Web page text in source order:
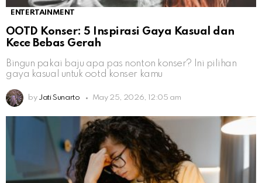
ENTERTAINMENT
OOTD Konser: 5 Inspirasi Gaya Kasual dan
Kece Bebas Gerah
Bingun pakai baju apa pas nonton konser? Ini pilihan
gaya kasual untuk ootd konser kamu
by Jati Sunarto May 25, 2026, 12:05 am